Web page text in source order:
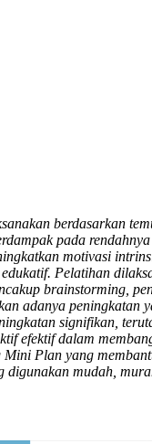
berdasarkan
pada
motivasi
Pelatihan
brainstorming,
adanya
signifikan,
efektif dalam
Plan yang
mudah,